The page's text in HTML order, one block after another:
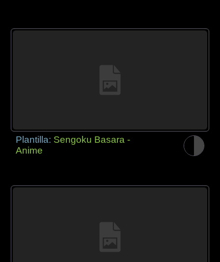
Plantilla: Sengoku Basara -
Anime